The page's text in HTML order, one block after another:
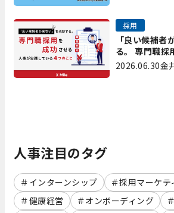
「良い候補者
る。 専門職採
が実践してい
採用
2026.06.30金
人事注目のタグ
インターンシップ
採用マーケテ
健康経営
オンボーディング